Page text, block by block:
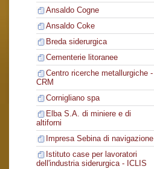
Ansaldo Cogne
Ansaldo Coke
Breda siderurgica
Cementerie litoranee
Centro ricerche metallurgiche -
CRM
Cornigliano spa
Elba S.A. di miniere e di
altiforni
Impresa Sebina di navigazione
Istituto case per lavoratori
dell'industria siderurgica - ICLIS